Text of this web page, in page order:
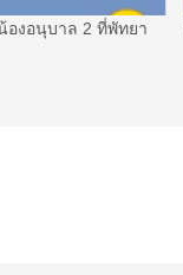
งอนุบาล 2 ที่พัทยา